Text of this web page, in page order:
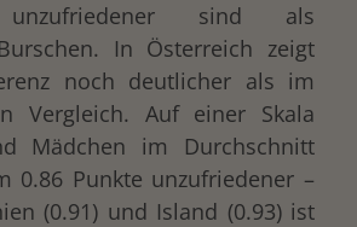
unzufriedener sind als
In Österreich zeigt
noch deutlicher als im
Vergleich. Auf einer Skala
Mädchen im Durchschnitt
0.86 Punkte unzufriedener –
(0.91) und Island (0.93) ist